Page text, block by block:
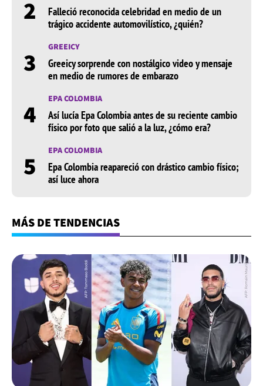
2
Falleció reconocida celebridad en medio de un
trágico accidente automovilístico, ¿quién?
3 GREEICY
Greeicy sorprende con nostálgico video y mensaje
en medio de rumores de embarazo
4 EPA COLOMBIA
Así lucía Epa Colombia antes de su reciente cambio
físico por foto que salió a la luz, ¿cómo era?
5 EPA COLOMBIA
Epa Colombia reapareció con drástico cambio físico;
así luce ahora
MÁS DE TENDENCIAS